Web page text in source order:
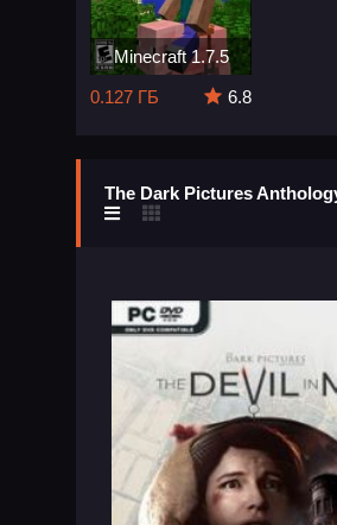
Minecraft 1.7.5
0.127 ГБ
6.8
The Dark Pictures